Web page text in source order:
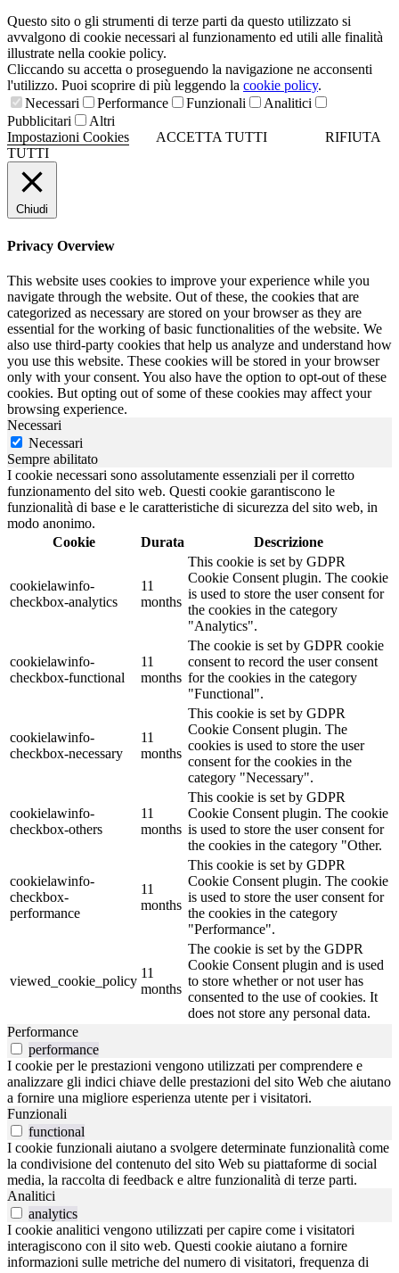
Questo sito o gli strumenti di terze parti da questo utilizzato si
avvalgono di cookie necessari al funzionamento ed utili alle finalità
illustrate nella cookie policy.
Cliccando su accetta o proseguendo la navigazione ne acconsenti
l'utilizzo. Puoi scoprire di più leggendo la cookie policy.
Necessari
Performance Funzionali
Analitici
Pubblicitari
Altri
Impostazioni Cookies
ACCETTA TUTTI
RIFIUTA
TUTTI
Chiudi
Privacy Overview
This website uses cookies to improve your experience while you
navigate through the website. Out of these, the cookies that are
categorized as necessary are stored on your browser as they are
essential for the working of basic functionalities of the website. We
also use third-party cookies that help us analyze and understand how
you use this website. These cookies will be stored in your browser
only with your consent. You also have the option to opt-out of these
cookies. But opting out of some of these cookies may affect your
browsing experience.
Necessari
Necessari
Sempre abilitato
I cookie necessari sono assolutamente essenziali per il corretto
funzionamento del sito web. Questi cookie garantiscono le
funzionalità di base e le caratteristiche di sicurezza del sito web, in
modo anonimo.
Cookie
Durata Descrizione
cookielawinfo-
checkbox-analytics
11
months
This cookie is set by GDPR
Cookie Consent plugin. The cookie
is used to store the user consent for
the cookies in the category
"Analytics".
cookielawinfo-
checkbox-functional
11
months
The cookie is set by GDPR cookie
consent to record the user consent
for the cookies in the category
"Functional".
cookielawinfo-
checkbox-necessary
11
months
This cookie is set by GDPR
Cookie Consent plugin. The
cookies is used to store the user
consent for the cookies in the
category "Necessary".
cookielawinfo-
checkbox-others
11
months
This cookie is set by GDPR
Cookie Consent plugin. The cookie
is used to store the user consent for
the cookies in the category "Other.
cookielawinfo-
checkbox-
performance
11
months
This cookie is set by GDPR
Cookie Consent plugin. The cookie
is used to store the user consent for
the cookies in the category
"Performance".
viewed_cookie_policy
11
months
The cookie is set by the GDPR
Cookie Consent plugin and is used
to store whether or not user has
consented to the use of cookies. It
does not store any personal data.
Performance
performance
I cookie per le prestazioni vengono utilizzati per comprendere e
analizzare gli indici chiave delle prestazioni del sito Web che aiutano
a fornire una migliore esperienza utente per i visitatori.
Funzionali
functional
I cookie funzionali aiutano a svolgere determinate funzionalità come
la condivisione del contenuto del sito Web su piattaforme di social
media, la raccolta di feedback e altre funzionalità di terze parti.
Analitici
analytics
I cookie analitici vengono utilizzati per capire come i visitatori
interagiscono con il sito web. Questi cookie aiutano a fornire
informazioni sulle metriche del numero di visitatori, frequenza di